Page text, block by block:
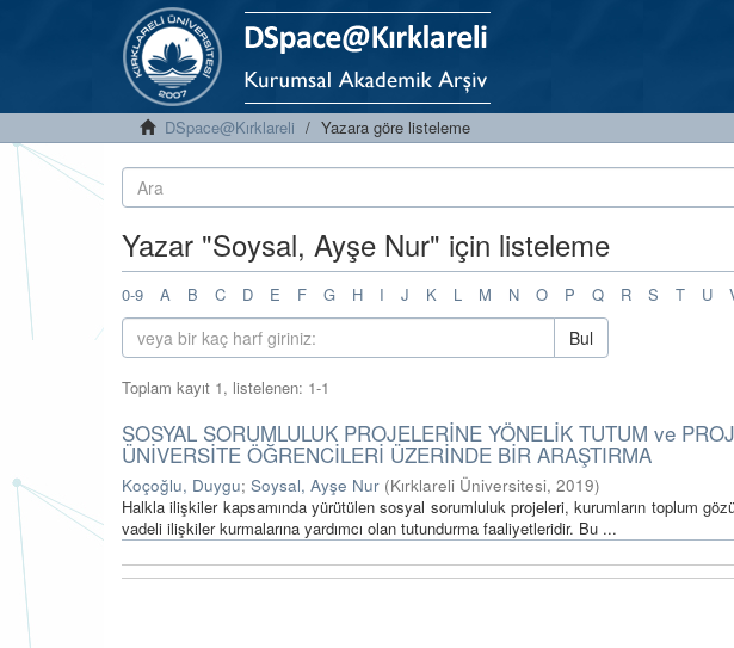
DSpace@Kırklareli Yazara göre listeleme
Yazar "Soysal, Ayşe Nur" için listeleme
0-9 A B C D E F G H I J K L M N O P Q R S T U
Bul
Toplam kayıt 1, listelenen: 1-1
SOSYAL SORUMLULUK PROJELERİNE YÖNELİK TUTUM ve
ÜNİVERSİTE ÖĞRENCİLERİ ÜZERİNDE BİR ARAŞTIRMA
Koçoğlu, Duygu; Soysal, Ayşe Nur (Kırklareli Üniversitesi, 2019)
Halkla ilişkiler kapsamında yürütülen sosyal sorumluluk projeleri, kurumların toplum
vadeli ilişkiler kurmalarına yardımcı olan tutundurma faaliyetleridir. Bu ...